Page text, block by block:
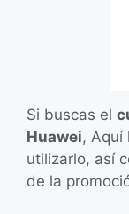
Si buscas el
Huawei, Aquí
utilizarlo, así
de la